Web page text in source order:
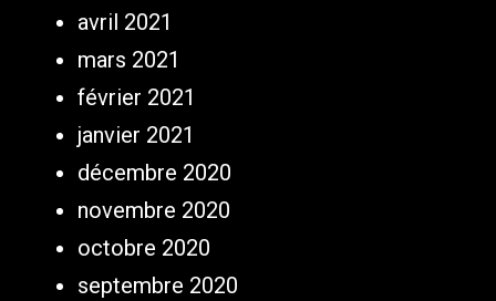
avril 2021
mars 2021
février 2021
janvier 2021
décembre 2020
novembre 2020
octobre 2020
septembre 2020